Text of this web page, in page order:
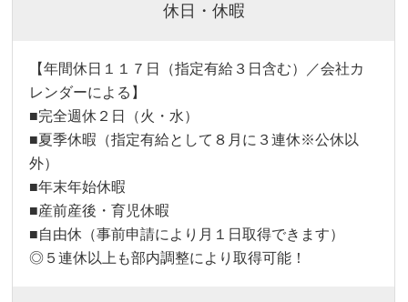
休日・休暇
【年間休日１１７日（指定有給３日含む）／会社カ
レンダーによる】
■完全週休２日（火・水）
■夏季休暇（指定有給として８月に３連休※公休以
外）
■年末年始休暇
■産前産後・育児休暇
■自由休（事前申請により月１日取得できます）
◎５連休以上も部内調整により取得可能！